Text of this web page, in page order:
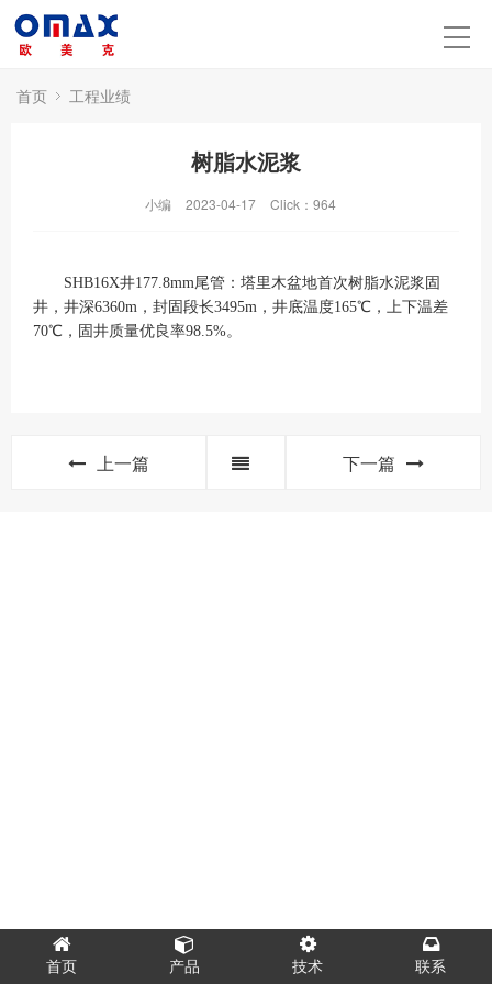
首页 工程业绩
树脂水泥浆
小编 2023-04-17 Click： 964
SHB16X井177.8mm尾管：塔里木盆地首次树脂水泥浆固
井，井深6360m，封固段长3495m，井底温度165℃，上下温差
70℃，固井质量优良率98.5%。
上一篇 下一篇
首页 产品 技术 联系